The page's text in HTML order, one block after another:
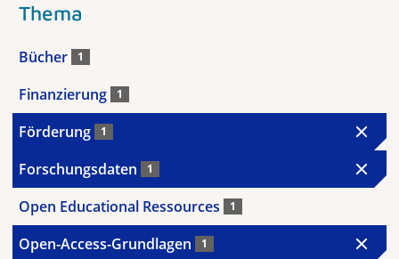
Thema
Bücher 1
Finanzierung 1
Förderung 1
Forschungsdaten 1
Open Educational Ressources 1
Open-Access-Grundlagen 1